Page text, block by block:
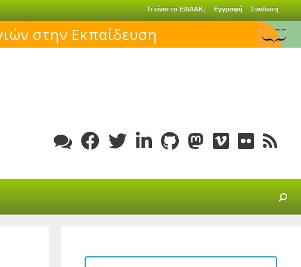
Τι είναι το ΕΛ/ΛΑΚ; Εγγραφή Συνδεση
στην Εκπαίδευση
SEARCH